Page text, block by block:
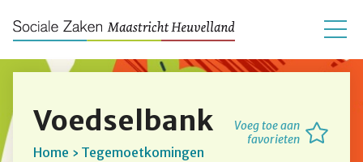
Voeg toe aan
favorieten
Voedselbank
Home
Tegemoetkomingen